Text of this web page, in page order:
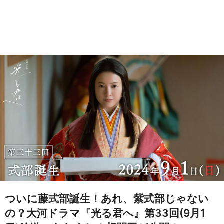
ついに藤式部誕生！あれ、紫式部じゃない
の？大河ドラマ『光る君へ』第33回(9月1